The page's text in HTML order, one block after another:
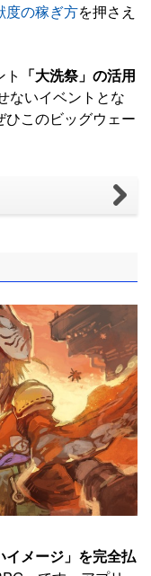
度の稼ぎ方を押さえ
「大洗祭」の活用
ないイベントとな
このビッグウェー
イメージ」を完全払